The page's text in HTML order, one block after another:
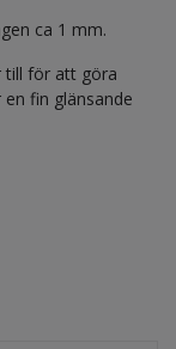
ca 1 mm.
till för att göra
fin glänsande